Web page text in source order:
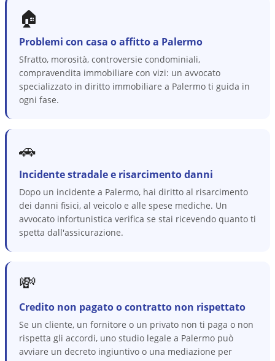
🏠
Problemi con casa o affitto a Palermo
Sfratto, morosità, controversie condominiali,
compravendita immobiliare con vizi: un avvocato
specializzato in diritto immobiliare a Palermo ti guida in
ogni fase.
🚗
Incidente stradale e risarcimento danni
Dopo un incidente a Palermo, hai diritto al risarcimento
dei danni fisici, al veicolo e alle spese mediche. Un
avvocato infortunistica verifica se stai ricevendo quanto ti
spetta dall'assicurazione.
💸
Credito non pagato o contratto non rispettato
Se un cliente, un fornitore o un privato non ti paga o non
rispetta gli accordi, uno studio legale a Palermo può
avviare un decreto ingiuntivo o una mediazione per